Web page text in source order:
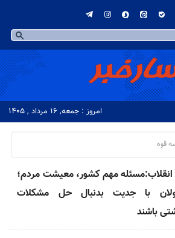
امروز : جمعه, ۱۶ مرداد , ۱۴۰۵
قوه
انقلاب:مسئله مهم کشور، معیشت مردم؛‌
با جدیت بدنبال حل مشکلات
باشند